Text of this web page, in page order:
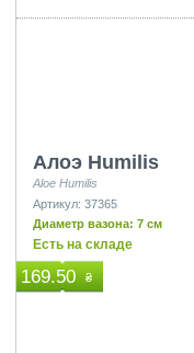
Алоэ Humilis
Aloe Humilis
Артикул: 37365
Диаметр вазона: 7 см
Есть на складе
169.50 ₴